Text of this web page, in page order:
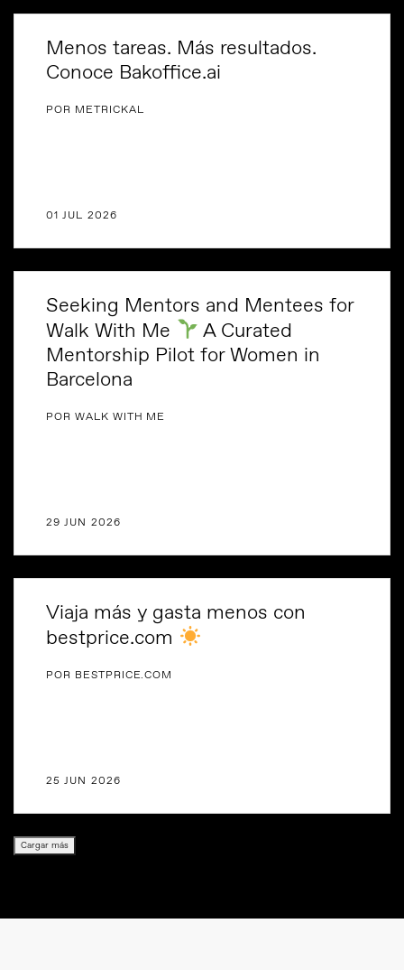
Menos tareas. Más resultados.
Conoce Bakoffice.ai
POR METRICKAL
01 JUL 2026
Seeking Mentors and Mentees for
Walk With Me
A Curated
Mentorship Pilot for Women in
Barcelona
POR WALK WITH ME
29 JUN 2026
Viaja más y gasta menos con
bestprice.com
POR BESTPRICE.COM
25 JUN 2026
Cargar más